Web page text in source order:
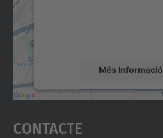
Més Informació
Accepta
powered by
Contacte